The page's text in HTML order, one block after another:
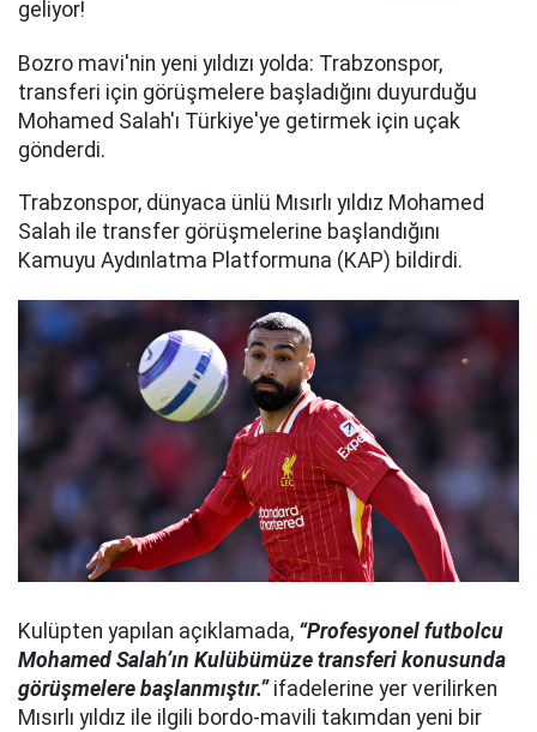
geliyor!
Bozro mavi'nin yeni yıldızı yolda: Trabzonspor,
transferi için görüşmelere başladığını duyurduğu
Mohamed Salah'ı Türkiye'ye getirmek için uçak
gönderdi.
Trabzonspor, dünyaca ünlü Mısırlı yıldız Mohamed
Salah ile transfer görüşmelerine başlandığını
Kamuyu Aydınlatma Platformuna (KAP) bildirdi.
Kulüpten yapılan açıklamada, “Profesyonel futbolcu
Mohamed Salah’ın Kulübümüze transferi konusunda
görüşmelere başlanmıştır.”ifadelerine yer verilirken
Mısırlı yıldız ile ilgili bordo-mavili takımdan yeni bir